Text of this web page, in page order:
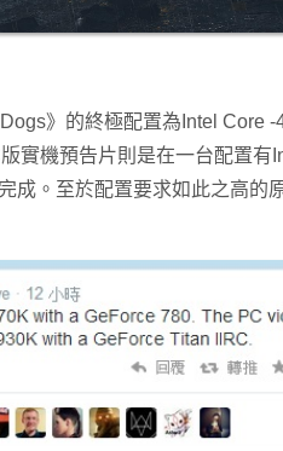
》的終極配置為Intel Core -
實機預告片則是在一台配置有
成。至於配置要求如此之高的